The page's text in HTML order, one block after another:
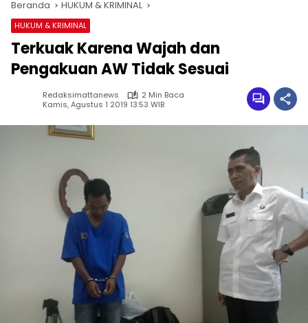
Beranda HUKUM & KRIMINAL
HUKUM & KRIMINAL
Terkuak Karena Wajah dan
Pengakuan AW Tidak Sesuai
Redaksimattanews
2 Min Baca
Kamis, Agustus 1 2019 13:53 WIB